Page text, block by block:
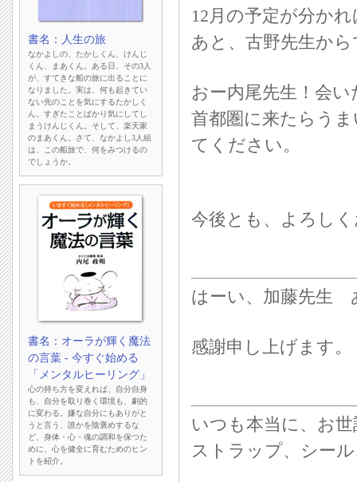
12月の予定が分か
あと、古野先生か
おー内尾先生！会
首都圏に来たらう
てください。
今後とも、よろし
はーい、加藤先生
感謝申し上げます。
いつも本当に、お
ストラップ、シー
書名：人生の旅
なかよしの、たかしくん、けんじ
くん、まあくん。ある日、その3人
が、すてきな船の旅に出ることに
なりました。実は、何も起きてい
ない先のことを気にするたかしく
ん。すぎたことばかり気にしてし
まうけんじくん。そして、楽天家
のまあくん。さて、なかよし3人組
は、この船旅で、何をみつけるの
でしょうか。
書名：オーラが輝く魔法
の言葉 - 今すぐ始める
「メンタルヒーリング」
心の持ち方を変えれば、自分自身
も、自分を取り巻く環境も、劇的
に変わる。嫌な自分にもありがと
うと言う、誰かを陰褒めするな
ど、身体・心・魂の調和を保つた
めに、心を健全に育むためのヒン
トを紹介。